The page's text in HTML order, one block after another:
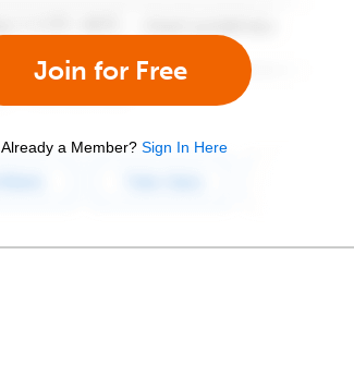
Join for Free
Already a Member? Sign In Here